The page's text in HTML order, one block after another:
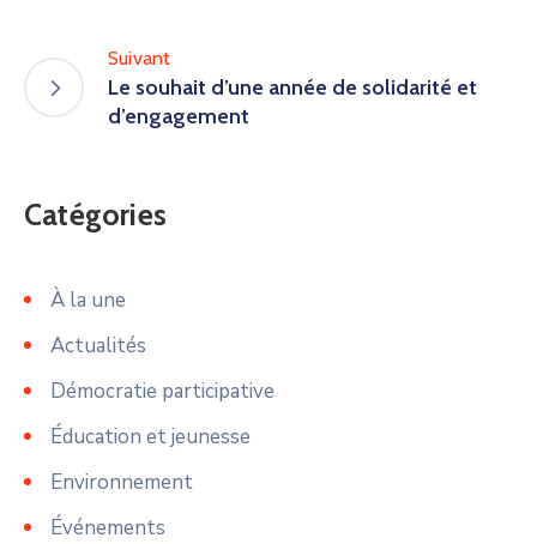
Suivant
Le souhait d’une année de solidarité et
d’engagement
Catégories
À la une
Actualités
Démocratie participative
Éducation et jeunesse
Environnement
Événements